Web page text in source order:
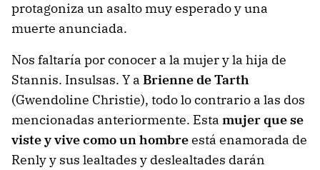
protagoniza un asalto muy esperado y una
muerte anunciada.
Nos faltaría por conocer a la mujer y la hija de
Stannis. Insulsas. Y a Brienne de Tarth
(Gwendoline Christie), todo lo contrario a las dos
mencionadas anteriormente. Esta mujer que se
viste y vive como un hombreestá enamorada de
Renly y sus lealtades y deslealtades darán